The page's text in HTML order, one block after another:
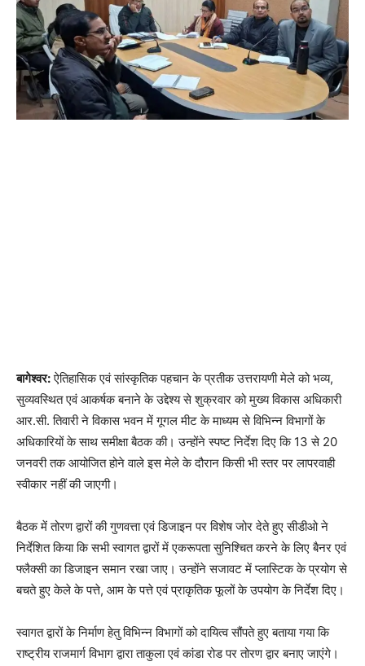
बागेश्वर:ऐतिहासिक एवं सांस्कृतिक पहचान के प्रतीक उत्तरायणी मेले को भव्य,
सुव्यवस्थित एवं आकर्षक बनाने के उद्देश्य से शुक्रवार को मुख्य विकास अधिकारी
आर.सी. तिवारी ने विकास भवन में गूगल मीट के माध्यम से विभिन्न विभागों के
अधिकारियों के साथ समीक्षा बैठक की। उन्होंने स्पष्ट निर्देश दिए कि 13 से 20
जनवरी तक आयोजित होने वाले इस मेले के दौरान किसी भी स्तर पर लापरवाही
स्वीकार नहीं की जाएगी।
बैठक में तोरण द्वारों की गुणवत्ता एवं डिजाइन पर विशेष जोर देते हुए सीडीओ ने
निर्देशित किया कि सभी स्वागत द्वारों में एकरूपता सुनिश्चित करने के लिए बैनर एवं
फ्लैक्सी का डिजाइन समान रखा जाए। उन्होंने सजावट में प्लास्टिक के प्रयोग से
बचते हुए केले के पत्ते, आम के पत्ते एवं प्राकृतिक फूलों के उपयोग के निर्देश दिए।
स्वागत द्वारों के निर्माण हेतु विभिन्न विभागों को दायित्व सौंपते हुए बताया गया कि
राष्ट्रीय राजमार्ग विभाग द्वारा ताकुला एवं कांडा रोड पर तोरण द्वार बनाए जाएंगे।